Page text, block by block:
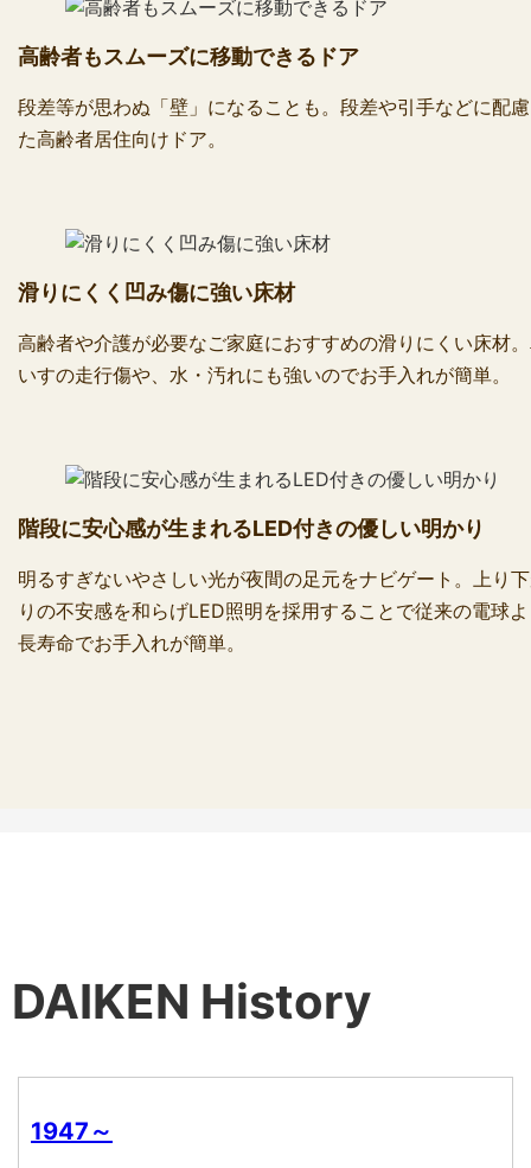
高齢者もスムーズに移動できるドア
段差等が思わぬ「壁」になることも。段差や引手などに配
た高齢者居住向けドア。
滑りにくく凹み傷に強い床材
高齢者や介護が必要なご家庭におすすめの滑りにくい床材
いすの走行傷や、水・汚れにも強いのでお手入れが簡単。
階段に安心感が生まれるLED付きの優しい明かり
明るすぎないやさしい光が夜間の足元をナビゲート。上り
りの不安感を和らげLED照明を採用することで従来の電球
長寿命でお手入れが簡単。
DAIKEN History
1947～